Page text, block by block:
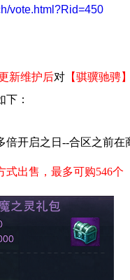
vote.html?Rid=450
新维护后对 【骐骥驰骋】
下：
开启之日--合区之前在
式出售，最多可购546个